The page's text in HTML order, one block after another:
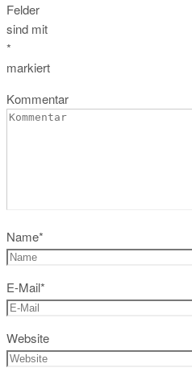
Felder
sind mit
*
markiert
Kommentar
Name*
E-Mail*
Website